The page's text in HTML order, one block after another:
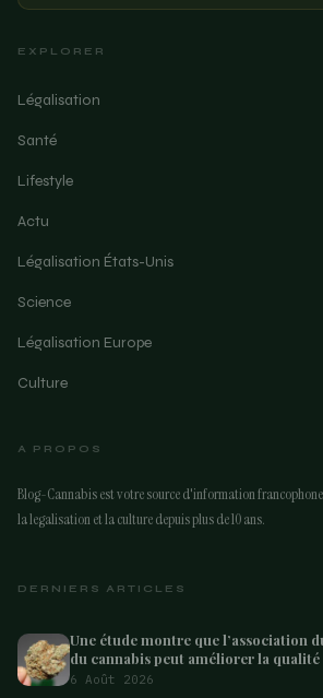
EXPLORER
Légalisation
Santé
Lifestyle
Actu
Légalisation États-Unis
Science
Légalisation Europe
Culture
A PROPOS
Blog-Cannabis est votre source d'information
la legalisation et la culture depuis plus de 10 ans.
DERNIERS ARTICLES
Une étude montre que l’association
du cannabis peut améliorer la qualité
atteints de démence – Marijuana
6 Août 2026